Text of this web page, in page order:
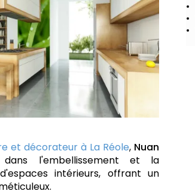
et décorateur à La Réole, Nuan
l'embellissement et la
intérieurs, offrant un